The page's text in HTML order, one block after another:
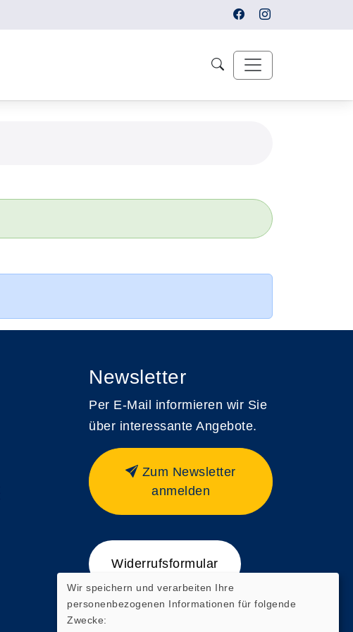
Newsletter
Per E-Mail informieren wir Sie
über interessante Angebote.
Zum Newsletter
anmelden
Widerrufsformular
Wir speichern und verarbeiten Ihre
personenbezogenen Informationen für folgende
Zwecke: